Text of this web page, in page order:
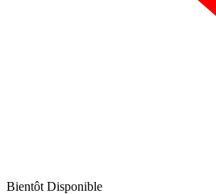
Bientôt Disponible